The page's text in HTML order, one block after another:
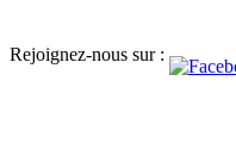
Rejoignez-nous sur :